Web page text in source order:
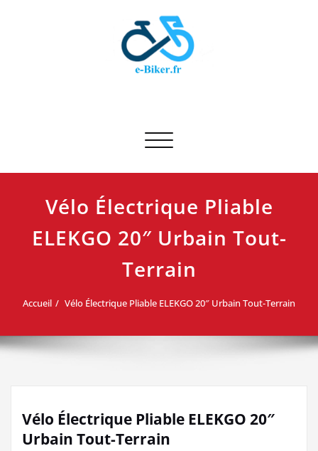
Afficher/masquer la navigation
Vélo Électrique Pliable
ELEKGO 20″ Urbain Tout-
Terrain
Accueil Vélo Électrique Pliable ELEKGO 20″ Urbain Tout-Terrain
Vélo Électrique Pliable ELEKGO 20″
Urbain Tout-Terrain